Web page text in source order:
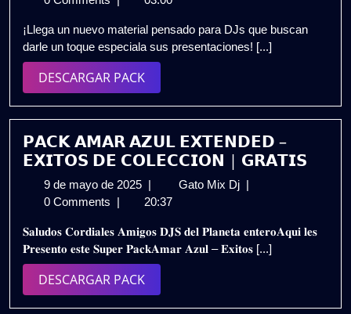
de
2026
(Pack
Intros
🎧
Exclusivo
para
DJs
Mateo
(GRATIS)
¡Llega un nuevo material pensado para DJs que buscan
darle un toque especiala sus presentaciones! [...]
DESCARGAR PACKDESCARGAR
PACK
𝗣𝗔𝗖𝗞 𝗔𝗠𝗔𝗥 𝗔𝗭𝗨𝗟 𝗘𝗫𝗧𝗘𝗡𝗗𝗘𝗗 –
𝗘𝗫𝗜𝗧𝗢𝗦 𝗗𝗘 𝗖𝗢𝗟𝗘𝗖𝗖𝗜𝗢𝗡 | 𝗚𝗥𝗔𝗧𝗜𝗦
9 de mayo de 2025 9
de
de
2025
Gato Mix Dj 𝗣𝗔𝗖𝗞
𝗘𝗫𝗧𝗘𝗡𝗗𝗘𝗗
–
𝗖𝗢𝗟𝗘𝗖𝗖𝗜𝗢𝗡
0 Comments
20:37
𝐒𝐚𝐥𝐮𝐝𝐨𝐬 𝐂𝐨𝐫𝐝𝐢𝐚𝐥𝐞𝐬 𝐀𝐦𝐢𝐠𝐨𝐬 𝐃𝐉𝐒 𝐝𝐞𝐥 𝐏𝐥𝐚𝐧𝐞𝐭𝐚 𝐞𝐧𝐭𝐞𝐫𝐨𝐀𝐪𝐮𝐢 𝐥𝐞𝐬
𝐏𝐫𝐞𝐬𝐞𝐧𝐭𝐨 𝐞𝐬𝐭𝐞 𝐒𝐮𝐩𝐞𝐫 𝐏𝐚𝐜𝐤𝐀𝐦𝐚𝐫 𝐀𝐳𝐮𝐥 – 𝐄𝐱𝐢𝐭𝐨𝐬 [...]
DESCARGAR PACKDESCARGAR
PACK